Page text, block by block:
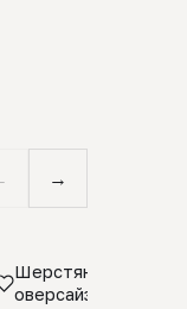
→
Шерстяной свитер
оверсайз 100%